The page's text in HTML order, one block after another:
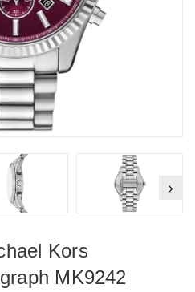
Kors
MK9242